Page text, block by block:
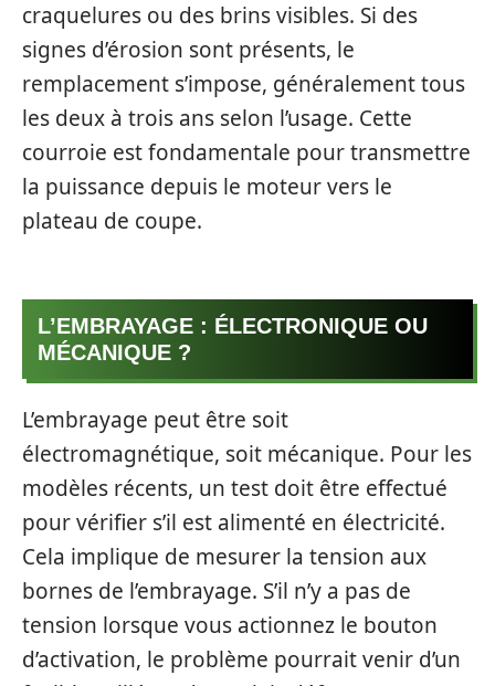
craquelures ou des brins visibles. Si des
signes d’érosion sont présents, le
remplacement s’impose, généralement tous
les deux à trois ans selon l’usage. Cette
courroie est fondamentale pour transmettre
la puissance depuis le moteur vers le
plateau de coupe.
L’EMBRAYAGE : ÉLECTRONIQUE OU
MÉCANIQUE ?
L’embrayage peut être soit
électromagnétique, soit mécanique. Pour les
modèles récents, un test doit être effectué
pour vérifier s’il est alimenté en électricité.
Cela implique de mesurer la tension aux
bornes de l’embrayage. S’il n’y a pas de
tension lorsque vous actionnez le bouton
d’activation, le problème pourrait venir d’un